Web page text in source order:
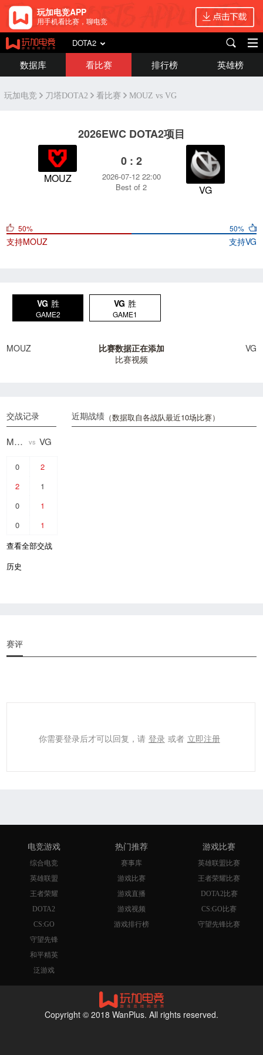
玩加电竞APP
用手机看比赛，聊电竞
DOTA2
数据库 看比赛 排行榜 英雄榜
玩加电竞 刀塔DOTA2 看比赛 MOUZ vs VG
2026EWC DOTA2项目
MOUZ
0 : 2
2026-07-12 22:00
Best of 2
VG
50%
支持VG
50%
支持MOUZ
VG 胜
GAME2
VG 胜
GAME1
MOUZ
比赛数据正在添加
比赛视频
VG
近期战绩（数据取自各战队最近10场比赛）
交战记录
MOUZ vs VG
0
2
2
1
0
1
0
1
查看全部交战
历史
赛评
你需要登录后才可以回复，请 登录 或者 立即注册
电竞游戏
综合电竞
英雄联盟
王者荣耀
DOTA2
CS:GO
守望先锋
和平精英
泛游戏
热门推荐
赛事库
游戏比赛
游戏直播
游戏视频
游戏排行榜
游戏比赛
英雄联盟比赛
王者荣耀比赛
DOTA2比赛
CS:GO比赛
守望先锋比赛
Copyright © 2018 WanPlus. All rights reserved.